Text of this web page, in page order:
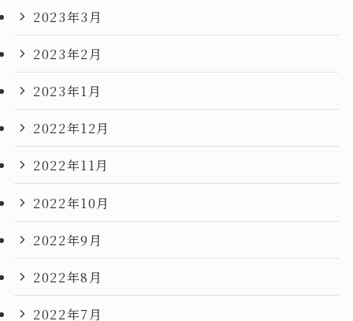
2023年3月
2023年2月
2023年1月
2022年12月
2022年11月
2022年10月
2022年9月
2022年8月
2022年7月